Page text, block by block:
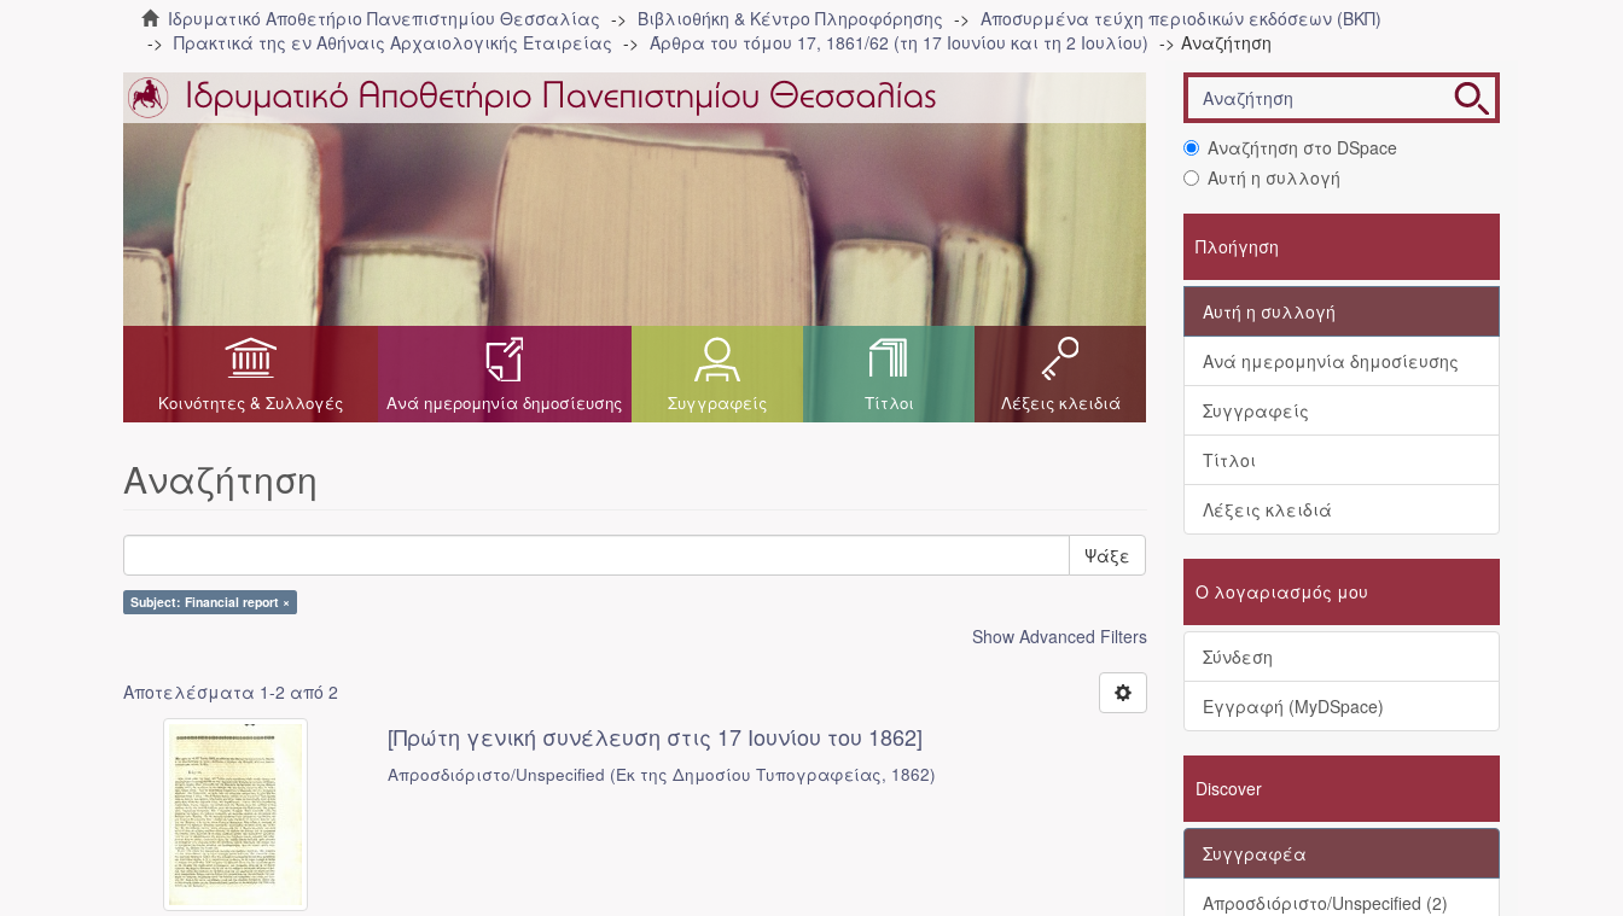
Ιδρυματικό Αποθετήριο Πανεπιστημίου Θεσσαλίας Βιβλιοθήκη & Κέντρο Πληροφόρησης
Αποσυρμένα τεύχη περιοδικών εκδόσεων (ΒΚΠ)
Πρακτικά της εν Αθήναις Αρχαιολογικής Εταιρείας
Άρθρα του τόμου 17, 1861/62 (τη 17 Ιουνίου και τη 2 Ιουλίου) Αναζήτηση
Κοινότητες & Συλλογές Ανά ημερομηνία δημοσίευσης Συγγραφείς Τίτλοι Λέξεις κλειδιά
Αναζήτηση
Ψάξε
Subject: Financial report ×
Show Advanced Filters
Αποτελέσματα 1-2 από 2
[Πρώτη γενική συνέλευση στις 17 Ιουνίου του 1862]
Απροσδιόριστο/Unspecified (Εκ της Δημοσίου Τυπογραφείας, 1862)
Αναζήτηση στο DSpace
Αυτή η συλλογή
Πλοήγηση
Αυτή η συλλογή
Ανά ημερομηνία δημοσίευσης
Συγγραφείς
Τίτλοι
Λέξεις κλειδιά
Ο λογαριασμός μου
Σύνδεση
Εγγραφή (MyDSpace)
Discover
Συγγραφέα
Απροσδιόριστο/Unspecified (2)